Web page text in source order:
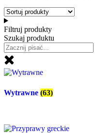
Filtruj produkty
Szukaj produktu
Wytrawne (63)